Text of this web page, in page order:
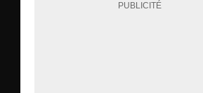
PUBLICITÉ